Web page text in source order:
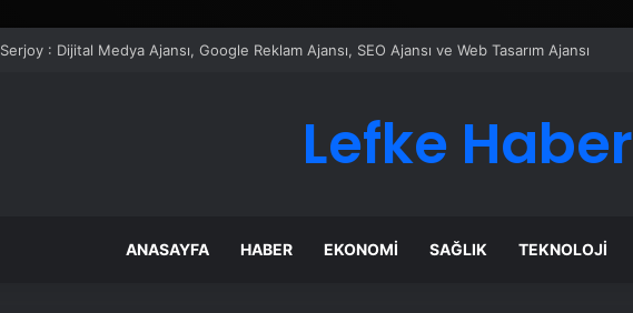
Serjoy : Dijital Medya Ajansı, Google Reklam Ajansı, SEO Ajansı ve Web Tasarım Ajansı
Lefke Haber
ANASAYFA HABER EKONOMI SAĞLIK TEKNOLOJI